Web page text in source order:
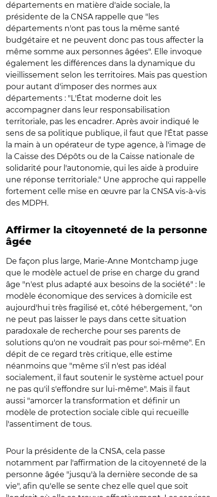
départements en matière d'aide sociale, la
présidente de la CNSA rappelle que "les
départements n'ont pas tous la même santé
budgétaire et ne peuvent donc pas tous affecter la
même somme aux personnes âgées". Elle invoque
également les différences dans la dynamique du
vieillissement selon les territoires. Mais pas question
pour autant d'imposer des normes aux
départements : "L'État moderne doit les
accompagner dans leur responsabilisation
territoriale, pas les encadrer. Après avoir indiqué le
sens de sa politique publique, il faut que l'État passe
la main à un opérateur de type agence, à l'image de
la Caisse des Dépôts ou de la Caisse nationale de
solidarité pour l'autonomie, qui les aide à produire
une réponse territoriale." Une approche qui rappelle
fortement celle mise en œuvre par la CNSA vis-à-vis
des MDPH.
Affirmer la citoyenneté de la personne
âgée
De façon plus large, Marie-Anne Montchamp juge
que le modèle actuel de prise en charge du grand
âge "n'est plus adapté aux besoins de la société" : le
modèle économique des services à domicile est
aujourd'hui très fragilisé et, côté hébergement, "on
ne peut pas laisser le pays dans cette situation
paradoxale de recherche pour ses parents de
solutions qu'on ne voudrait pas pour soi-même". En
dépit de ce regard très critique, elle estime
néanmoins que "même s'il n'est pas idéal
socialement, il faut soutenir le système actuel pour
ne pas qu'il s'effondre sur lui-même". Mais il faut
aussi "amorcer la transformation et définir un
modèle de protection sociale cible qui recueille
l'assentiment de tous.
Pour la présidente de la CNSA, cela passe
notamment par l'affirmation de la citoyenneté de la
personne âgée "jusqu'à la dernière seconde de sa
vie", afin qu'elle se sente chez elle quel que soit